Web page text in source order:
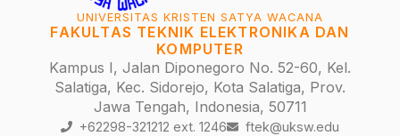
UNIVERSITAS KRISTEN SATYA WACANA
FAKULTAS TEKNIK ELEKTRONIKA DAN
KOMPUTER
Kampus I, Jalan Diponegoro No. 52-60, Kel.
Salatiga, Kec. Sidorejo, Kota Salatiga, Prov.
Jawa Tengah, Indonesia, 50711
+62298-321212 ext. 1246 ftek@uksw.edu